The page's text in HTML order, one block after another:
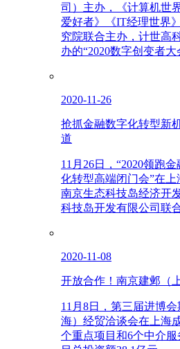
司）主办，《计算机世
爱好者》《IT经理世界
究院联合主办，计世高
办的“2020数字创变者
2020-11-26
抢抓金融数字化转型新
道
11月26日，“2020领跑
化转型高端闭门会”在
南京生态科技岛经济开
科技岛开发有限公司联
2020-11-08
开放合作！南京建邺（
11月8日，第三届进博
海）经贸洽谈会在上海
个重点项目和6个中介